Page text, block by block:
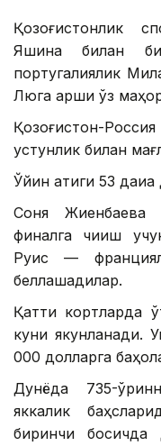
Қозоғистонлик
Яшина билан
португалиялик
Люга қарши ўз
Қозоғистон-
устунлик билан
Ўйин атиги 53
Соня
финалга чиқиш
Руис —
беллашадилар.
Қаттиқ кортларда
куни якунланади.
000 долларга
Дунёда 735-
яккалик
биринчи